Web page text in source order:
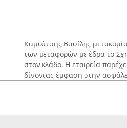
Καμούτσης Βασίλης
των μεταφορών με έδρα το
στον κλάδο. Η εταιρεία
δίνοντας έμφαση στην